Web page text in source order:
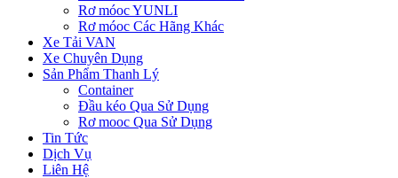
Rơ móoc YUNLI
Rơ móoc Các Hãng Khác
Xe Tải VAN
Xe Chuyên Dụng
Sản Phẩm Thanh Lý
Container
Đầu kéo Qua Sử Dụng
Rơ mooc Qua Sử Dụng
Tin Tức
Dịch Vụ
Liên Hệ